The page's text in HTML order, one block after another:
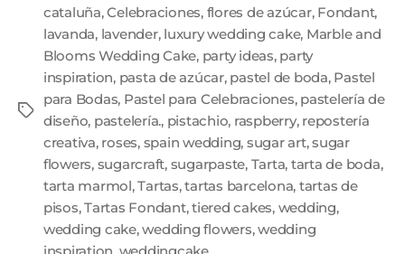
cataluña,Celebraciones, flores de azúcar, Fondant,
lavanda, lavender, luxury wedding cake, Marble and
Blooms Wedding Cake, party ideas, party
inspiration, pasta de azúcar, pastel de boda, Pastel
para Bodas, Pastel para Celebraciones, pastelería de
diseño, pastelería., pistachio, raspberry, repostería
creativa, roses, spain wedding, sugar art,sugar
flowers, sugarcraft, sugarpaste, Tarta, tarta de boda,
tarta marmol,Tartas,tartas barcelona, tartas de
pisos,Tartas Fondant,tiered cakes, wedding,
wedding cake,wedding flowers,wedding